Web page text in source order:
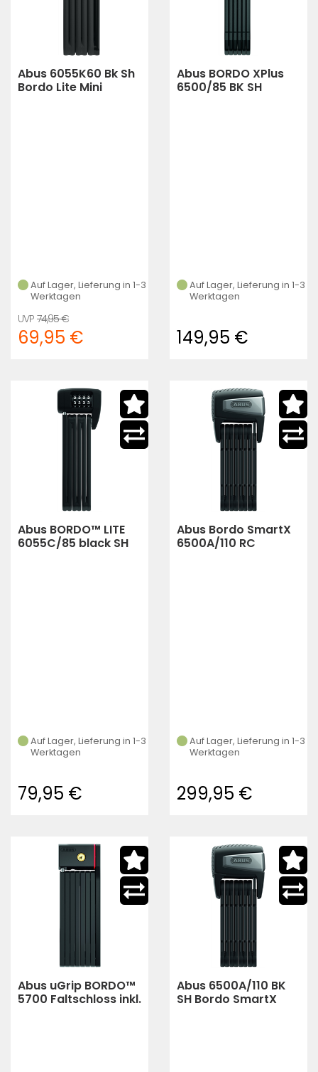
Abus 6055K60 Bk Sh
Bordo Lite Mini
Auf Lager, Lieferung in 1-3
Werktagen
74,95 €
69,95 €
Abus BORDO XPlus
6500/85 BK SH
Auf Lager, Lieferung in 1-3
Werktagen
149,95 €
Abus BORDO™ LITE
6055C/85 black SH
Auf Lager, Lieferung in 1-3
Werktagen
79,95 €
Abus Bordo SmartX
6500A/110 RC
Auf Lager, Lieferung in 1-3
Werktagen
299,95 €
Abus uGrip BORDO™
5700 Faltschloss inkl.
Abus 6500A/110 BK
SH Bordo SmartX